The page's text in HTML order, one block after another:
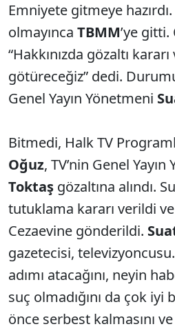
Emniyete gitmeye
olmayınca TBMM’ye gitti.
“Hakkınızda gözaltı
götüreceğiz” dedi.
Genel Yayın Yönetmeni
Bitmedi, Halk TV
Oğuz, TV’nin Genel
Toktaş gözaltına alındı.
tutuklama kararı verildi
Cezaevine gönderildi.
gazetecisi,
adımı atacağını, neyin
suç olmadığını da çok iyi
önce serbest kalmasını